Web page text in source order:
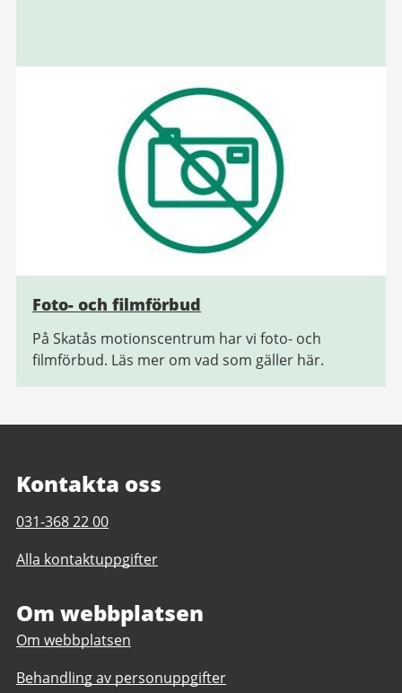
Foto- och filmförbud
På Skatås motionscentrum har vi foto- och
filmförbud. Läs mer om vad som gäller här.
Kontakta oss
Telefonnummer
Skatås
031-368 22 00
Alla kontaktuppgifter
Om webbplatsen
Om webbplatsen
Behandling av personuppgifter